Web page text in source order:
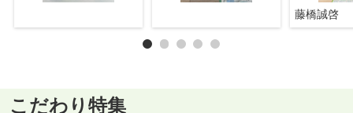
藤橋誠啓
こだわり特集